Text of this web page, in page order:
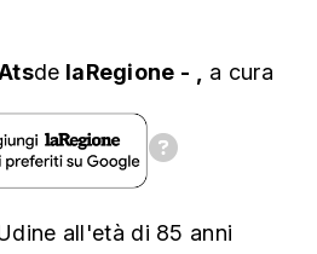
de laRegione - , a cura
all'età di 85 anni